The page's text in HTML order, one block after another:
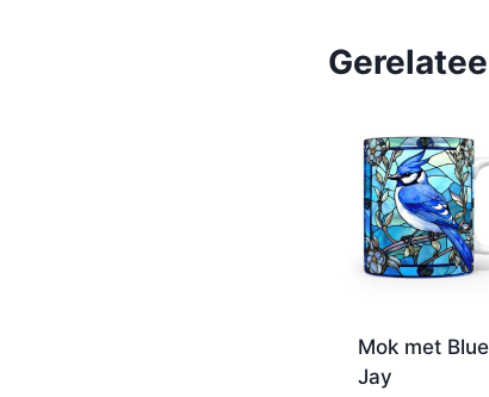
Mok met Blue
Jay